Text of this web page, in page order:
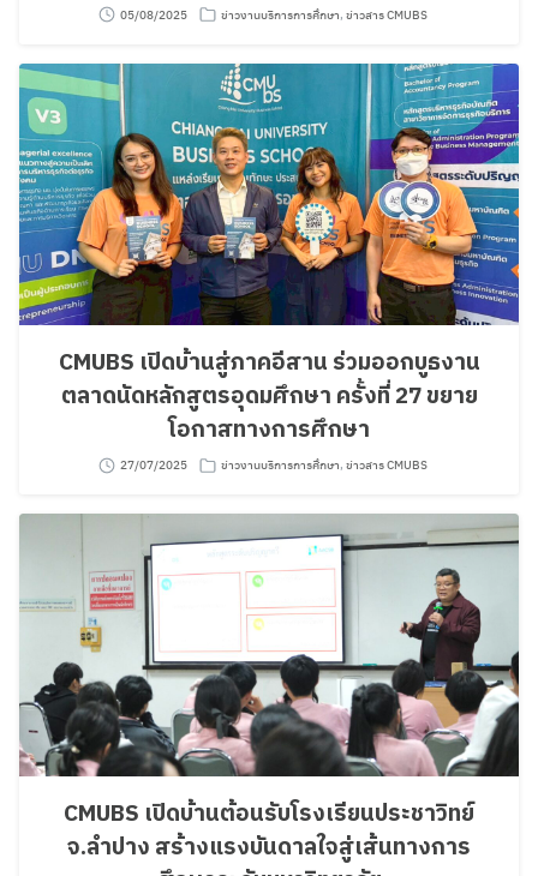
05/08/2025 ข่าวงานบริการการศึกษา, ข่าวสาร CMUBS
CMUBS เปิดบ้านสู่ภาคอีสาน ร่วมออกบูธงาน
ตลาดนัดหลักสูตรอุดมศึกษา ครั้งที่ 27 ขยาย
โอกาสทางการศึกษา
27/07/2025 ข่าวงานบริการการศึกษา, ข่าวสาร CMUBS
CMUBS เปิดบ้านต้อนรับโรงเรียนประชาวิทย์
จ.ลำปาง สร้างแรงบันดาลใจสู่เส้นทางการ